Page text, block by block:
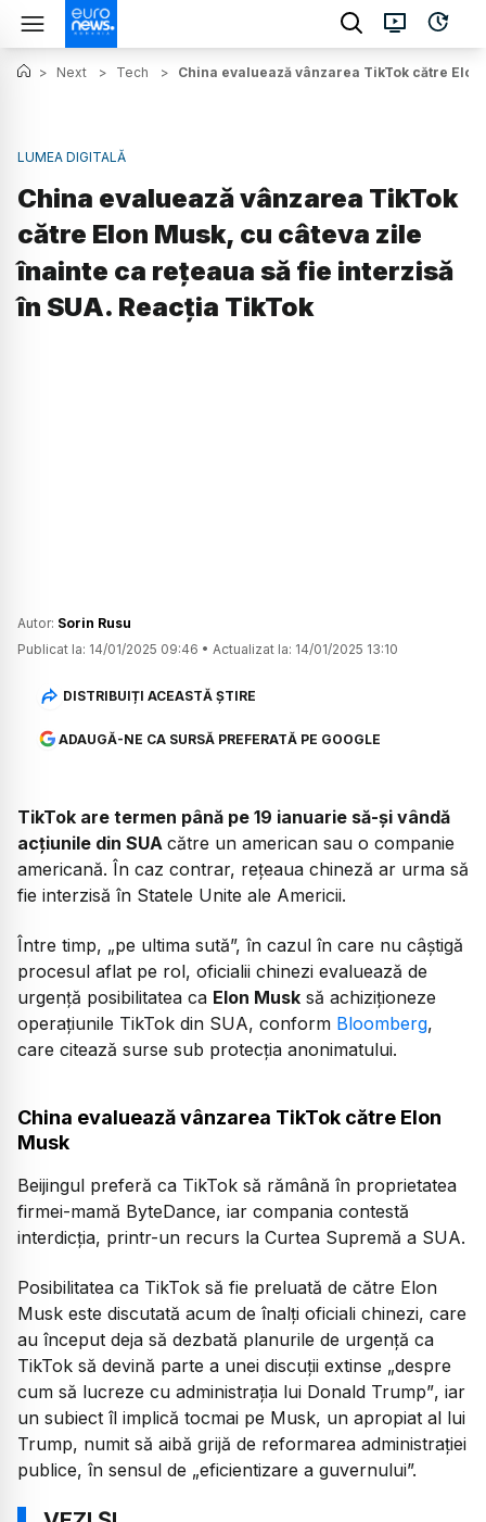
> Next > Tech > China evaluează vânzarea TikTok către
LUMEA DIGITALĂ
China evaluează vânzarea TikTok
către Elon Musk, cu câteva zile
înainte ca rețeaua să fie interzisă
în SUA. Reacția TikTok
Autor: Sorin Rusu
Publicat la: 14/01/2025 09:46 • Actualizat la: 14/01/2025 13:10
DISTRIBUIȚI ACEASTĂ ȘTIRE
ADAUGĂ-NE CA SURSĂ PREFERATĂ PE GOOGLE
TikTok are termen până pe 19 ianuarie să-și vândă
acțiunile din SUA către un american sau o companie
americană. În caz contrar, rețeaua chineză ar urma să
fie interzisă în Statele Unite ale Americii.
Între timp, „pe ultima sută”, în cazul în care nu câștigă
procesul aflat pe rol, oficialii chinezi evaluează de
urgență posibilitatea ca Elon Musk să achiziționeze
operațiunile TikTok din SUA, conform Bloomberg,
care citează surse sub protecția anonimatului.
China evaluează vânzarea TikTok către Elon
Musk
Beijingul preferă ca TikTok să rămână în proprietatea
firmei-mamă ByteDance, iar compania contestă
interdicția, printr-un recurs la Curtea Supremă a SUA.
Posibilitatea ca TikTok să fie preluată de către Elon
Musk este discutată acum de înalți oficiali chinezi, care
au început deja să dezbată planurile de urgență ca
TikTok să devină parte a unei discuții extinse „despre
cum să lucreze cu administrația lui Donald Trump”, iar
un subiect îl implică tocmai pe Musk, un apropiat al lui
Trump, numit să aibă grijă de reformarea administrației
publice, în sensul de „eficientizare a guvernului”.